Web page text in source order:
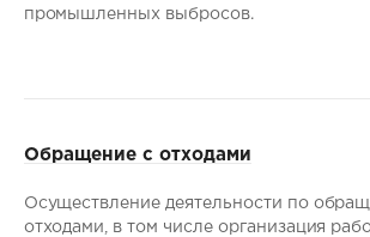
промышленных выбросов.
Обращение с отходами
Осуществление деятельности по
отходами, в том числе организация